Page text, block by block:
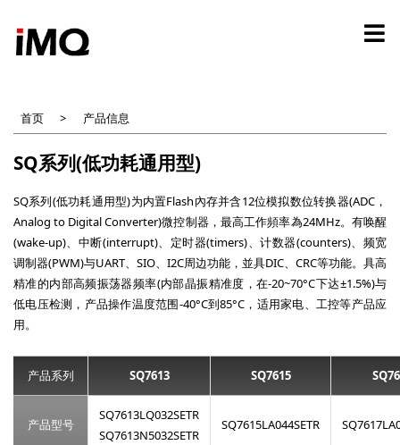
首页 产品信息
SQ系列(低功耗通用型)
SQ系列(低功耗通用型)为内置Flash內存并含12位模拟数位转换器(ADC，
Analog to Digital Converter)微控制器，最高工作頻率為24MHz。有唤醒
(wake-up)、中断(interrupt)、定时器(timers)、计数器(counters)、频宽
调制器(PWM)与UART、SIO、I2C周边功能，並具DIC、CRC等功能。具高
精准的内部高频振荡器频率(内部晶振精准度，在-20~70°C下达±1.5%)与
低电压检测，产品操作温度范围-40°C到85°C，适用家电、工控等产品应
用。
产品系列 SQ7613 SQ7615
产品型号
SQ7613LQ032SETR
SQ7613N5032SETR
SQ7615LA044SETR